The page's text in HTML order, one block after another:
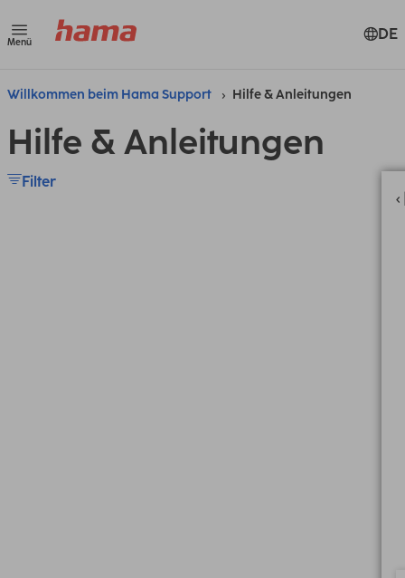
Menü DE
Willkommen beim Hama Support Hilfe & Anleitungen
Hilfe & Anleitungen
Filter